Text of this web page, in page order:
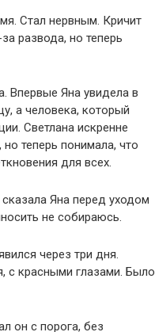
Стал нервным. Кричит
развода, но теперь
Впервые Яна увидела в
а человека, который
Светлана искренне
теперь понимала, что
для всех.
Яна перед уходом
не собираюсь.
через три дня.
с красными глазами. Было
он с порога, без